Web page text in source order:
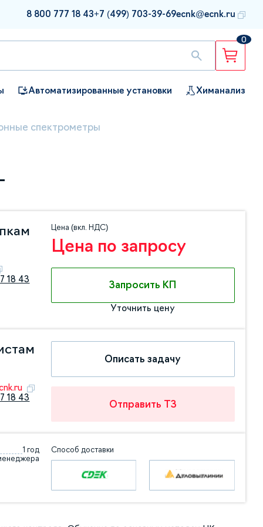
8 800 777 18 43+7 (499) 703-39-69ecnk@ecnk.ru
0
Автоматизированные установки Химанализ
спектрометры
18 43
Цена (вкл. НДС)
Цена по запросу
Запросить КП
Уточнить цену
18 43
Описать задачу
Отправить ТЗ
1 год
Способ доставки